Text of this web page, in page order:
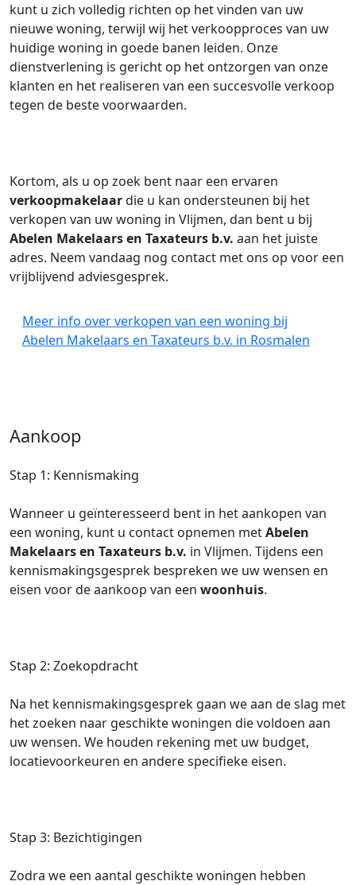
kunt u zich volledig richten op het vinden van uw
nieuwe woning, terwijl wij het verkoopproces van uw
huidige woning in goede banen leiden. Onze
dienstverlening is gericht op het ontzorgen van onze
klanten en het realiseren van een succesvolle verkoop
tegen de beste voorwaarden.
Kortom, als u op zoek bent naar een ervaren
verkoopmakelaardie u kan ondersteunen bij het
verkopen van uw woning in Vlijmen, dan bent u bij
Abelen Makelaars en Taxateurs b.v. aan het juiste
adres. Neem vandaag nog contact met ons op voor een
vrijblijvend adviesgesprek.
Meer info over verkopen van een woning bij
Abelen Makelaars en Taxateurs b.v. in Rosmalen
Aankoop
Stap 1: Kennismaking
Wanneer u geïnteresseerd bent in het aankopen van
een woning, kunt u contact opnemen metAbelen
Makelaars en Taxateurs b.v. in Vlijmen. Tijdens een
kennismakingsgesprek bespreken we uw wensen en
eisen voor de aankoop van een woonhuis.
Stap 2: Zoekopdracht
Na het kennismakingsgesprek gaan we aan de slag met
het zoeken naar geschikte woningen die voldoen aan
uw wensen. We houden rekening met uw budget,
locatievoorkeuren en andere specifieke eisen.
Stap 3: Bezichtigingen
Zodra we een aantal geschikte woningen hebben